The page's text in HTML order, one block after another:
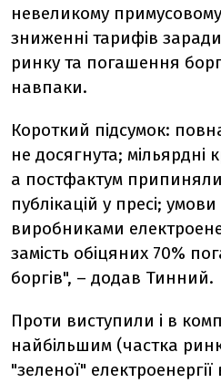
невеликому
зниженні тарифів заради
ринку та погашення
навпаки.
Короткий підсумок:
не досягнута; мільярдні
а постфактум
публікацій у пресі;
виробниками
замість обіцяних 70%
боргів", – додав Тинний.
Проти виступили і в
найбільшим (частка
"зеленої" електроенергії